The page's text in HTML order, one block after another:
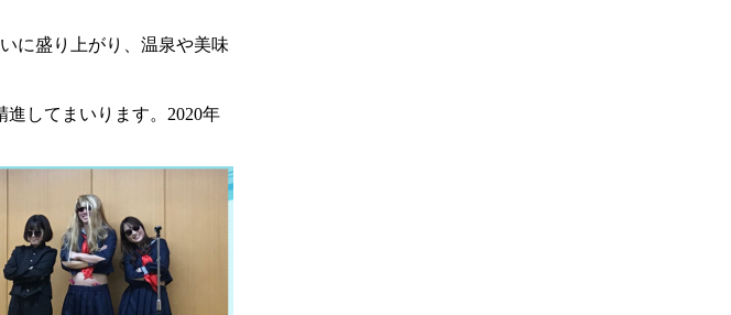
に盛り上がり、温泉や美味
してまいります。2020年